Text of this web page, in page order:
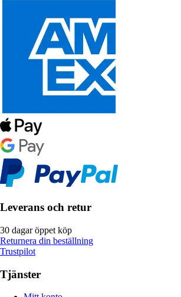
Leverans och retur
30 dagar öppet köp
Returnera din beställning
Trustpilot
Tjänster